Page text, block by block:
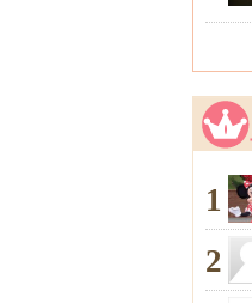
1
2